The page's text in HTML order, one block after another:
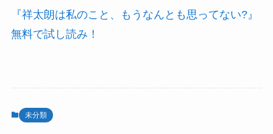
『祥太朗は私のこと、もうなんとも思ってない?』
無料で試し読み！
未分類